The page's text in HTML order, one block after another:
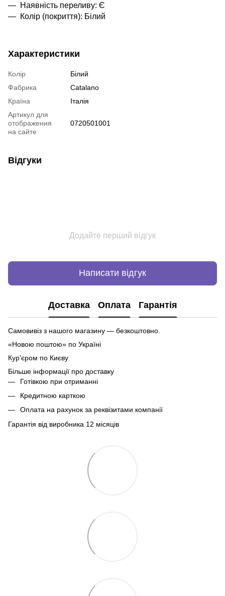
Наявнiсть переливу: Є
Колiр (покриття): Білий
Характеристики
Колір
Білий
Фабрика
Catalano
Країна
Італія
Артикул для
отображения
на сайте
0720501001
Відгуки
Додайте перший відгук
Написати відгук
Доставка Оплата Гарантія
Самовивіз з нашого магазину — безкоштовно.
«Новою поштою» по Україні
Кур'єром по Києву
Більше інформації про доставку
Готівкою при отриманні
Кредитною карткою
Оплата на рахунок за реквізитами компанії
Гарантія від виробника 12 місяців